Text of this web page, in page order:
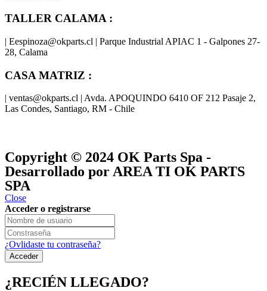
TALLER CALAMA :
| Eespinoza@okparts.cl | Parque Industrial APIAC 1 - Galpones 27-
28, Calama
CASA MATRIZ :
| ventas@okparts.cl | Avda. APOQUINDO 6410 OF 212 Pasaje 2,
Las Condes, Santiago, RM - Chile
Copyright © 2024 OK Parts Spa -
Desarrollado por AREA TI OK PARTS
SPA
Close
Acceder o registrarse
¿Ovlidaste tu contraseña?
¿RECIÉN LLEGADO?